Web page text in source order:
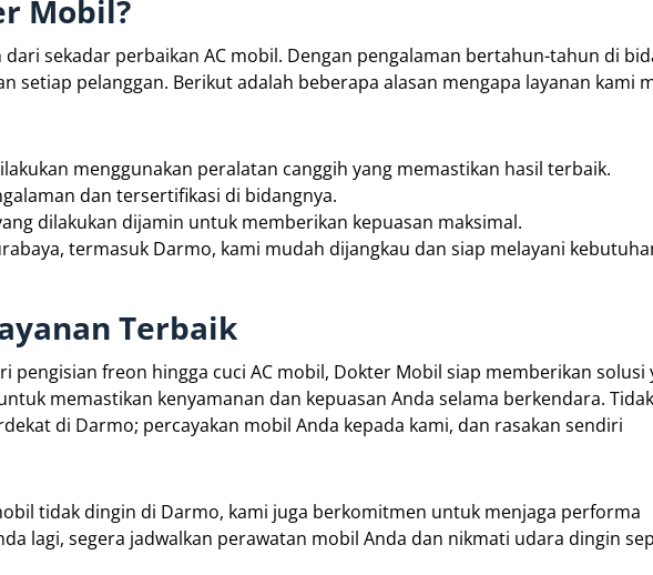
Mobil?
sekadar perbaikan AC mobil. Dengan pengalaman bertahun-tahun di
setiap pelanggan. Berikut adalah beberapa alasan mengapa layanan kami
menggunakan peralatan canggih yang memastikan hasil terbaik.
dan tersertifikasi di bidangnya.
dilakukan dijamin untuk memberikan kepuasan maksimal.
termasuk Darmo, kami mudah dijangkau dan siap melayani
Terbaik
pengisian freon hingga cuci AC mobil, Dokter Mobil siap memberikan solusi
memastikan kenyamanan dan kepuasan Anda selama berkendara.
di Darmo; percayakan mobil Anda kepada kami, dan rasakan sendiri
tidak dingin di Darmo, kami juga berkomitmen untuk menjaga performa
lagi, segera jadwalkan perawatan mobil Anda dan nikmati udara dingin